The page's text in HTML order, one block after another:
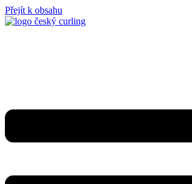
Přejít k obsahu